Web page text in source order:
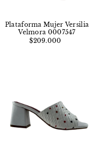
Plataforma Mujer Versilia
Velmora 0007547
$209.000